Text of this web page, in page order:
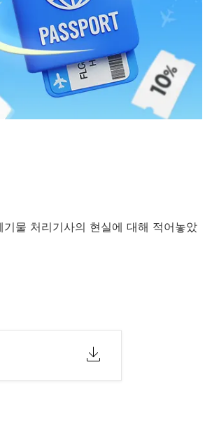
물 처리기사의 현실에 대해 적어놓았